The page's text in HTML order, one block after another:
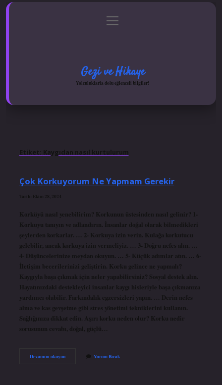
Gizlilik Politikası
menüyü
aç
Gezi ve Hikaye
Yolculuklarla dolu eğlenceli bilgiler!
Etiket: Kaygıdan nasıl kurtulurum
Çok Korkuyorum Ne Yapmam Gerekir
Tarih: Ekim 28, 2024
Korküyü nasıl yenebilirim? Korkunun üstesinden nasıl gelinir? 1-
Korkuyu tanıyın ve adlandırın. İnsanlar doğal olarak bilmedikleri
şeylerden korkarlar. … 2- Korkuya izin verin. Kulağa korkutucu
gelebilir, ancak korkuya izin vermeliyiz. … 3- Doğru nefes alın. …
4- Düşüncelerinize meydan okuyun. … 5- Küçük adımlar atın. … 6-
İletişim becerilerinizi geliştirin. Korku gelince ne yapmalı?
Kaygıyla başa çıkmak için neler yapabilirsiniz? Sosyal destek alın.
Hayatınızdaki destekleyici insanlar kaygı hisleriyle başa çıkmanıza
yardımcı olabilir. Farkındalık egzersizleri yapın. … Derin nefes
alma ve kas gevşetme gibi stres yönetimi tekniklerini kullanın.
Sağlığınıza dikkat edin. Aşırı korku neden olur? Korku nedir
sorusunun cevabı, doğal, güçlü…
Devamını okuyunÇok
Yorum Bırak